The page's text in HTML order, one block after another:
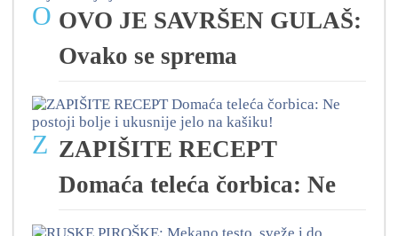
O OVO JE SAVRŠEN GULAŠ:
Ovako se sprema
Z ZAPIŠITE RECEPT
Domaća teleća čorbica: Ne